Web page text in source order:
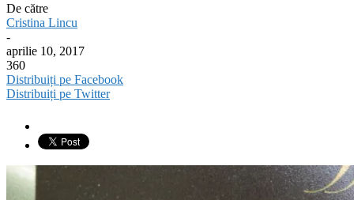
De către
Cristina Lincu
-
aprilie 10, 2017
360
Distribuiți pe Facebook
Distribuiți pe Twitter